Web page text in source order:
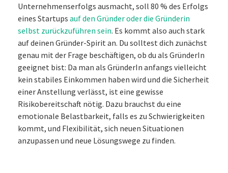
Unternehmenserfolgs ausmacht, soll 80 % des Erfolgs
eines Startups auf den Gründer oder die Gründerin
selbst zurückzuführen sein. Es kommt also auch stark
auf deinen Gründer-Spirit an. Du solltest dich zunächst
genau mit der Frage beschäftigen, ob du als GründerIn
geeignet bist: Da man als GründerIn anfangs vielleicht
kein stabiles Einkommen haben wird und die Sicherheit
einer Anstellung verlässt, ist eine gewisse
Risikobereitschaft nötig. Dazu brauchst du eine
emotionale Belastbarkeit, falls es zu Schwierigkeiten
kommt, und Flexibilität, sich neuen Situationen
anzupassen und neue Lösungswege zu finden.